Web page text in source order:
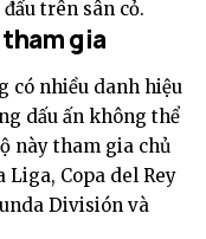
trên sân cỏ.
gia
có nhiều danh hiệu
dấu ấn không thể
này tham gia chủ
Liga, Copa del Rey
División và